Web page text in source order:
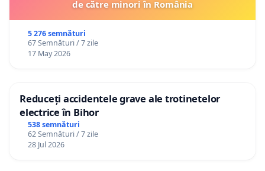
de către minori în România
5 276 semnături
67 Semnături / 7 zile
17 May 2026
Reduceți accidentele grave ale trotinetelor
electrice în Bihor
538 semnături
62 Semnături / 7 zile
28 Jul 2026